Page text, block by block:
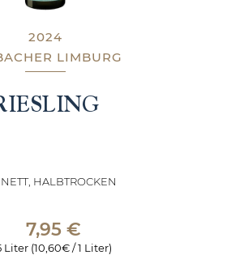
2024
LIMBURG
HALBTROCKEN
7,95 €
Liter (10,60€ / 1 Liter)